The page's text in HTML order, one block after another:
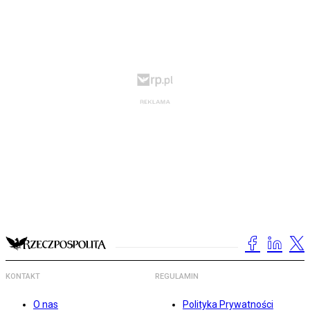
KONTAKT
O nas
REGULAMIN
Polityka Prywatności